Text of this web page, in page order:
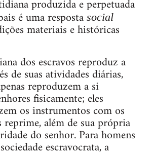
produzida e perpetuada
é uma resposta social
materiais e históricas
dos escravos reproduz a
de suas atividades diárias,
reproduzem a si
fisicamente; eles
os instrumentos com os
além de sua própria
do senhor. Para homens
escravocrata, a